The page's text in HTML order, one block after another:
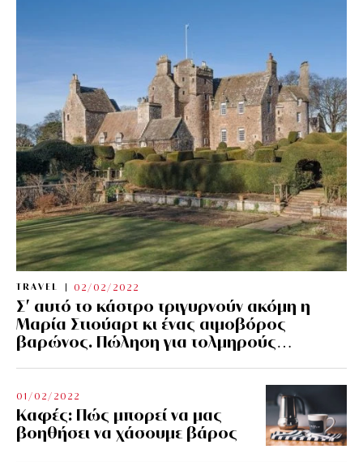
TRAVEL 02/02/2022
Σ’ αυτό το κάστρο τριγυρνούν ακόμη η
Μαρία Στιούαρτ κι ένας αιμοβόρος
βαρώνος. Πώληση για τολμηρούς…
01/02/2022
Kαφές: Πώς μπορεί να μας
βοηθήσει να χάσουμε βάρος